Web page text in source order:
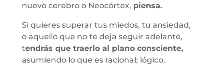
nuevo cerebro o Neocórtex, piensa.
Si quieres superar tus miedos, tu ansiedad,
o aquello que no te deja seguir adelante,
tendrás que traerlo al plano consciente,
asumiendo lo que es racional; lógico,